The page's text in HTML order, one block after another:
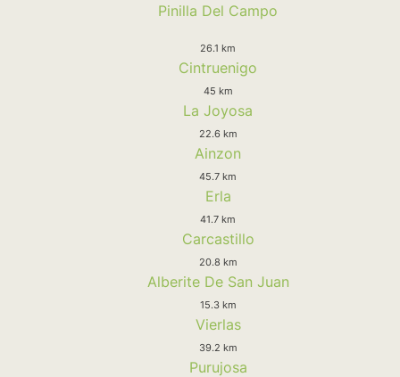
Pinilla Del Campo
26.1 km
Cintruenigo
45 km
La Joyosa
22.6 km
Ainzon
45.7 km
Erla
41.7 km
Carcastillo
20.8 km
Alberite De San Juan
15.3 km
Vierlas
39.2 km
Purujosa